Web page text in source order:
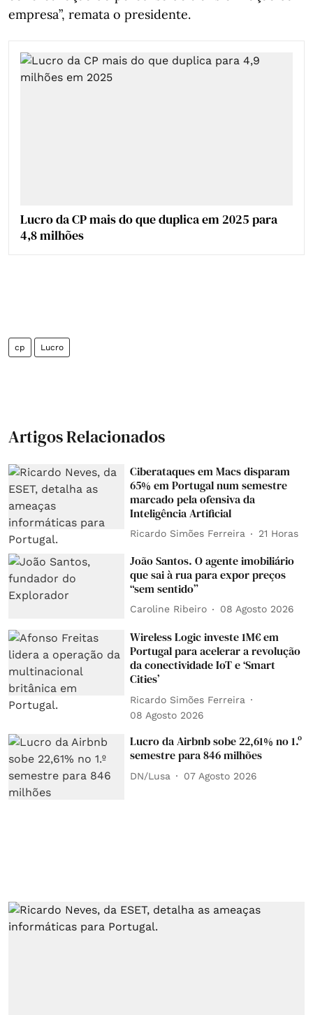
empresa”, remata o presidente.
Lucro da CP mais do que duplica em 2025 para
4,8 milhões
cp Lucro
Artigos Relacionados
Ciberataques em Macs disparam
65% em Portugal num semestre
marcado pela ofensiva da
Inteligência Artificial
Ricardo Simões Ferreira 21 Horas
João Santos. O agente imobiliário
que sai à rua para expor preços
“sem sentido”
Caroline Ribeiro 08 Agosto 2026
Wireless Logic investe 1M€ em
Portugal para acelerar a revolução
da conectividade IoT e ‘Smart
Cities’
Ricardo Simões Ferreira
08 Agosto 2026
Lucro da Airbnb sobe 22,61% no 1.º
semestre para 846 milhões
DN/Lusa 07 Agosto 2026